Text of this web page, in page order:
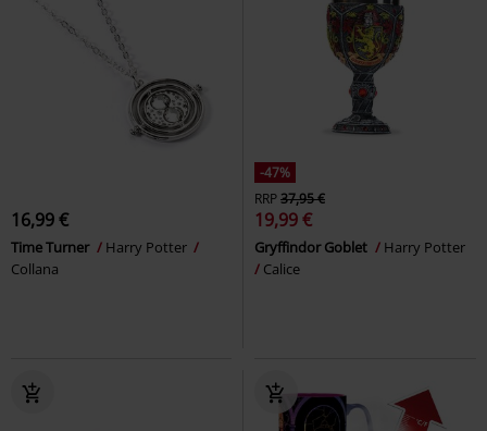
16,99 €
Time Turner
Harry Potter
Collana
-47%
RRP37,95 €
19,99 €
Gryffindor Goblet
Harry Potter
Calice